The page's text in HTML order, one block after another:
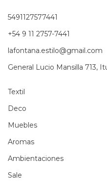
5491127577441
+54 9 11 2757-7441
lafontana.estilo@gmail.com
General Lucio Mansilla 713,
Textil
Deco
Muebles
Aromas
Ambientaciones
Sale